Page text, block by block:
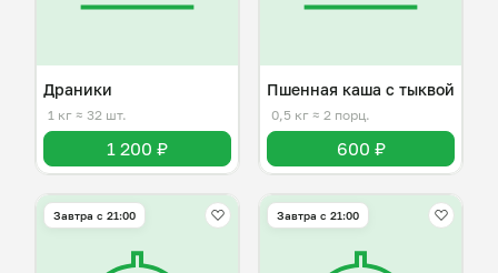
Драники
1 кг ≈ 32 шт.
1 200 ₽
Пшенная каша с тыквой
0,5 кг ≈ 2 порц.
600 ₽
Завтра c 21:00 Завтра c 21:00